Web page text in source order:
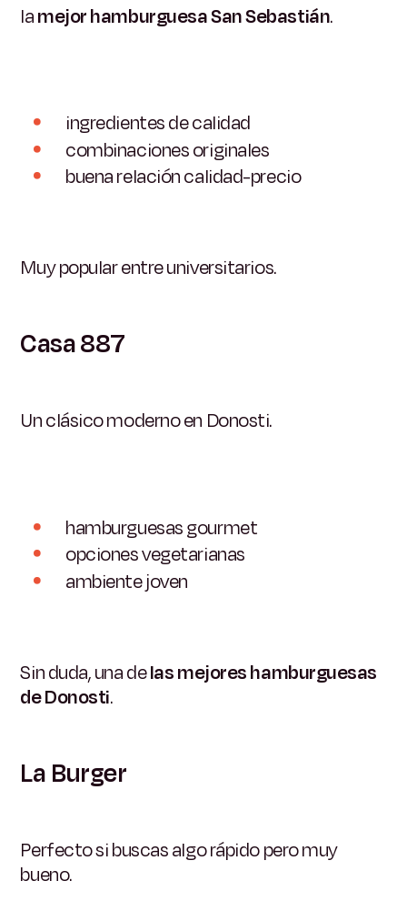
lamejor hamburguesa San Sebastián.
ingredientes de calidad
combinaciones originales
buena relación calidad-precio
Muy popular entre universitarios.
Casa 887
Un clásico moderno en Donosti.
hamburguesas gourmet
opciones vegetarianas
ambiente joven
Sin duda, una delas mejores hamburguesas
de Donosti.
La Burger
Perfecto si buscas algo rápido pero muy
bueno.